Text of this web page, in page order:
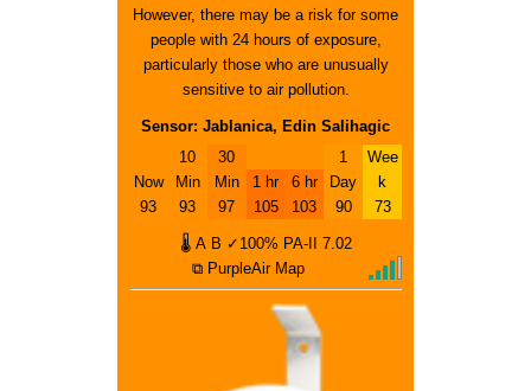
However, there may be a risk for some
people with 24 hours of exposure,
particularly those who are unusually
sensitive to air pollution.
Sensor: Jablanica, Edin Salihagic
Now
93
10
Min
93
30
Min
97
1 hr
105
6 hr
103
1
Day
90
Wee
k
73
🌡 A B ✓100% PA-II
7.02
⧉ PurpleAir Map